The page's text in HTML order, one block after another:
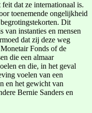
dat ze internationaal is.
toenemende ongelijkheid
Dit
van instanties en mensen
dat zij deze weg
Fonds of de
die een almaar
en die, in het geval
voelen van een
en het gewicht van
Bernie Sanders en